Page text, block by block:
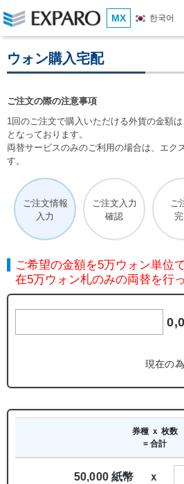
MX 한국어
ウォン購入宅配
ご注文の際の注意事項
1回のご注文で購入いただける外貨の金額
となっております。
両替サービスのみのご利用の場合は、エク
す。
ご注文情報
入力
ご注文入力
確認
ご
ご希望の金額を5万ウォン単位
在5万ウォン札のみの両替を行
現在の
券種 ｘ 枚数
= 合計
50,000 紙幣 ｘ